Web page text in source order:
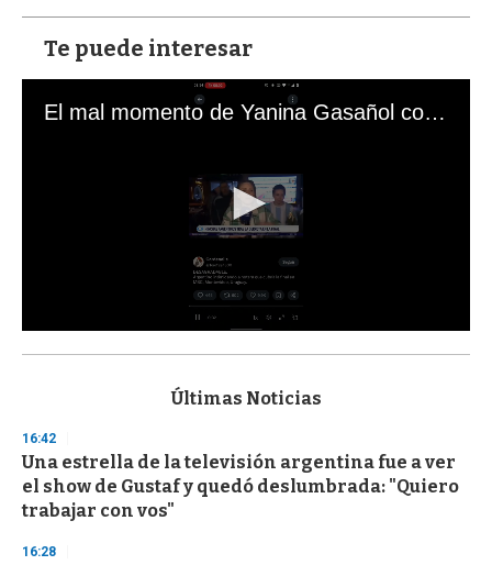
Te puede interesar
El mal momento de Yanina Gasañol con un hincha argentino en "Subrayado"
s
d
s
o
f
3
s
Últimas Noticias
16:42
Una estrella de la televisión argentina fue a ver
el show de Gustaf y quedó deslumbrada: "Quiero
trabajar con vos"
16:28